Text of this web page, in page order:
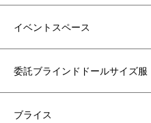
イベントスペース
委託ブラインドドールサイズ服
ブライス